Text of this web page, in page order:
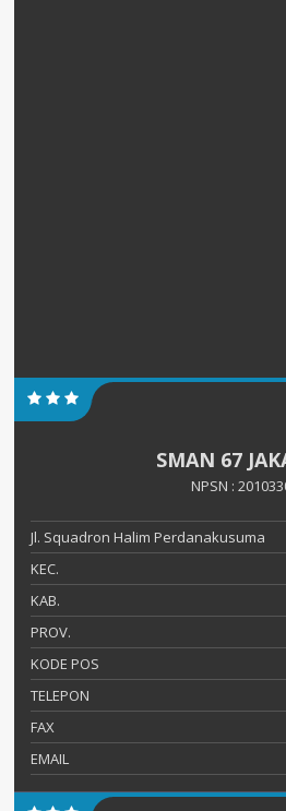
SMAN 67
NPSN :
Jl. Squadron Halim Perdanakusuma
KEC.
KAB.
PROV.
KODE POS
TELEPON
FAX
EMAIL